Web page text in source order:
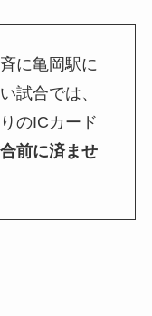
に亀岡駅に
試合では、
のICカード
前に済ませ